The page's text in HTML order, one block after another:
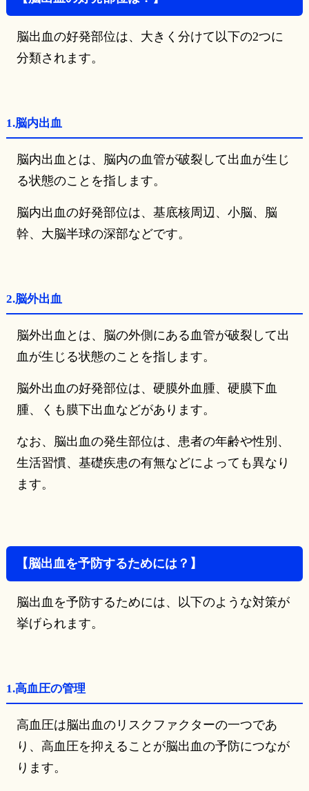
脳出血の好発部位は、大きく分けて以下の2つに
分類されます。
1.脳内出血
脳内出血とは、脳内の血管が破裂して出血が生じ
る状態のことを指します。
脳内出血の好発部位は、基底核周辺、小脳、脳
幹、大脳半球の深部などです。
2.脳外出血
脳外出血とは、脳の外側にある血管が破裂して出
血が生じる状態のことを指します。
脳外出血の好発部位は、硬膜外血腫、硬膜下血
腫、くも膜下出血などがあります。
なお、脳出血の発生部位は、患者の年齢や性別、
生活習慣、基礎疾患の有無などによっても異なり
ます。
【脳出血を予防するためには？】
脳出血を予防するためには、以下のような対策が
挙げられます。
1.高血圧の管理
高血圧は脳出血のリスクファクターの一つであ
り、高血圧を抑えることが脳出血の予防につなが
ります。